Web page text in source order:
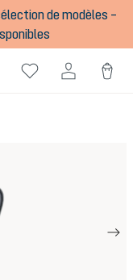
de modèles –